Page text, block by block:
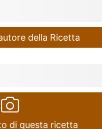
della Ricetta
di questa ricetta